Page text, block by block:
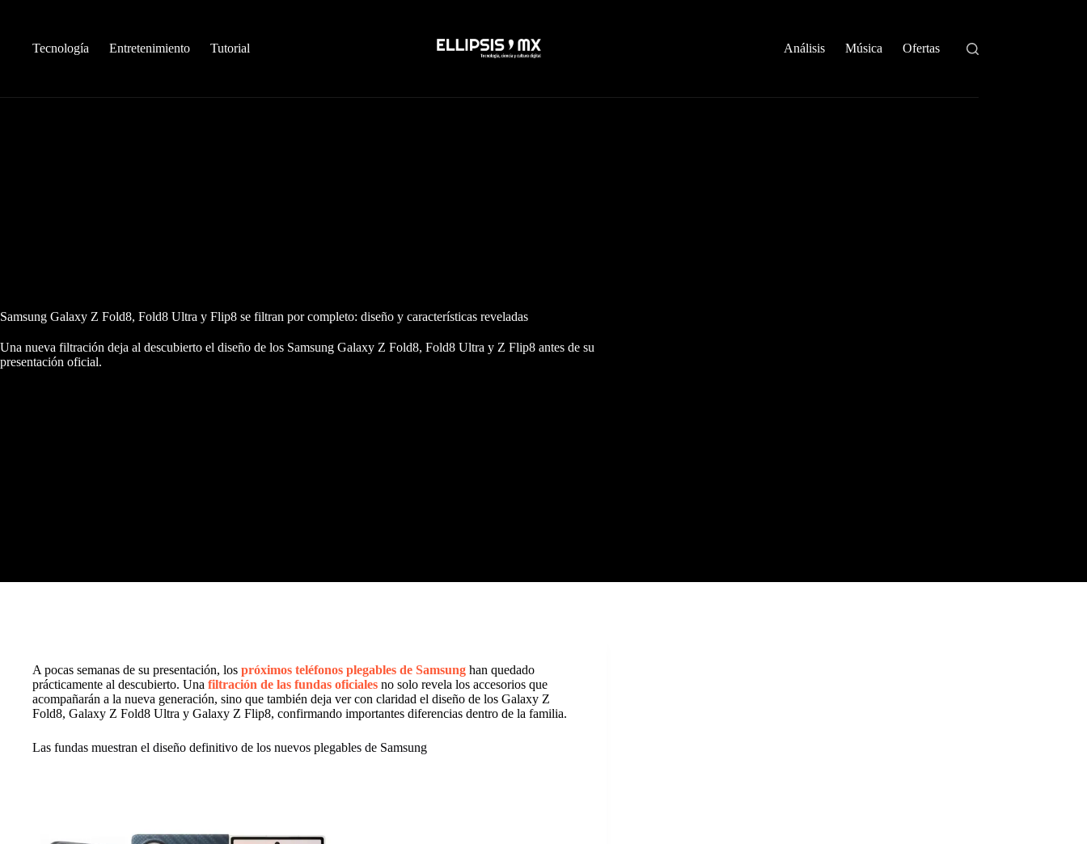
Tecnología
Entretenimiento Tutorial Análisis Música Ofertas
Samsung Galaxy Z Fold8, Fold8 Ultra y Flip8 se filtran por completo: diseño y características reveladas
Una nueva filtración deja al descubierto el diseño de los Samsung Galaxy Z Fold8, Fold8 Ultra y Z Flip8 antes de su
presentación oficial.
A pocas semanas de su presentación, los próximos teléfonos plegables de Samsung han quedado
prácticamente al descubierto. Una filtración de las fundas oficiales no solo revela los accesorios que
acompañarán a la nueva generación, sino que también deja ver con claridad el diseño de los Galaxy Z
Fold8, Galaxy Z Fold8 Ultra y Galaxy Z Flip8, confirmando importantes diferencias dentro de la familia.
Las fundas muestran el diseño definitivo de los nuevos plegables de Samsung